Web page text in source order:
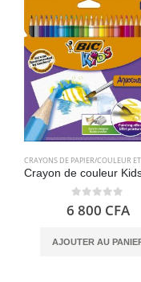
0 out of 5
6 800 CFA
AJOUTER AU